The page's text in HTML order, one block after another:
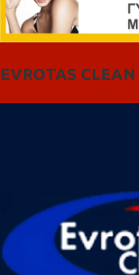
EVROTAS CLEAN